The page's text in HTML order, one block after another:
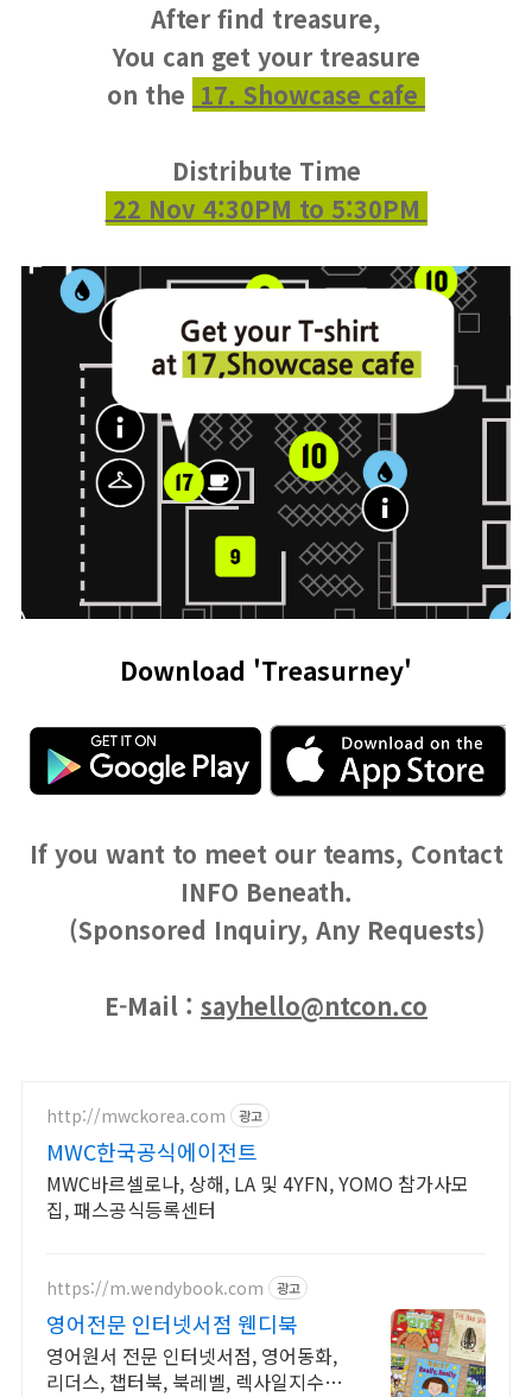
After find treasure,
You can get your treasure
on the 17. Showcase cafe
Distribute Time
22 Nov 4:30PM to 5:30PM
Download 'Treasurney'
If you want to meet our teams, Contact
INFO Beneath.
(Sponsored Inquiry, Any Requests)
E-Mail : sayhello@ntcon.co
http://mwckorea.com 광고
MWC한국공식에이전트
MWC바르셀로나, 상해, LA 및 4YFN, YOMO 참가사모
집, 패스공식등록센터
https://m.wendybook.com 광고
영어전문 인터넷서점 웬디북
영어원서 전문 인터넷서점, 영어동화,
리더스, 챕터북, 북레벨, 렉사일지수